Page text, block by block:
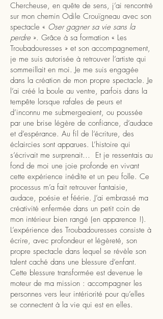
Chercheuse, en quête de sens, j’ai rencontré
sur mon chemin Odile Crouïgneau avec son
spectacle « Oser gagner sa vie sans la
perdre». Grâce à sa formation « Les
Troubadouresses » et son accompagnement,
je me suis autorisée à retrouver l’artiste qui
sommeillait en moi. Je me suis engagée
dans la création de mon propre spectacle. Je
l’ai créé la boule au ventre, parfois dans la
tempête lorsque rafales de peurs et
d’inconnu me submergeaient, ou poussée
par une brise légère de confiance, d’audace
et d’espérance. Au fil de l’écriture, des
éclaircies sont apparues. L’histoire qui
s’écrivait me surprenait… Et je ressentais au
fond de moi une joie profonde en vivant
cette expérience inédite et un peu folle. Ce
processus m’a fait retrouver fantaisie,
audace, poésie et féérie. J’ai embrassé ma
créativité enfermée dans un petit coin de
mon intérieur bien rangé (en apparence !).
L’expérience des Troubadouresses consiste à
écrire, avec profondeur et légèreté, son
propre spectacle dans lequel se révèle son
talent caché dans une blessure d’enfant.
Cette blessure transformée est devenue le
moteur de ma mission : accompagner les
personnes vers leur intériorité pour qu’elles
se connectent à la vie qui est en elles.